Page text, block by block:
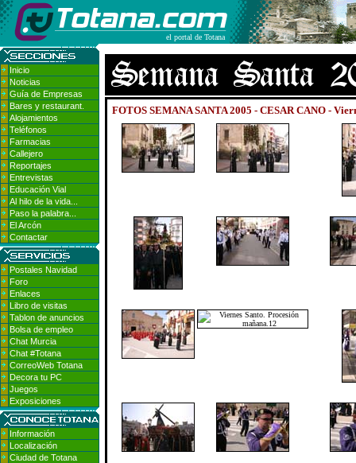
el portal de Totana
Inicio
Noticias
Guía de Empresas
Bares y restaurant.
Alojamientos
Teléfonos
Farmacias
Callejero
Reportajes
Entrevistas
Educación Vial
Al hilo de la vida...
Paso la palabra...
El Arcón
Contactar
Postales Navidad
Foro
Enlaces
Libro de visitas
Tablon de anuncios
Bolsa de empleo
Chat Murcia
Chat #Totana
CorreoWeb Totana
Decora tu PC
Juegos
Exposiciones
Información
Localización
Ciudad de Totana
FOTOS SEMANA SANTA 2005 - CESAR CANO -